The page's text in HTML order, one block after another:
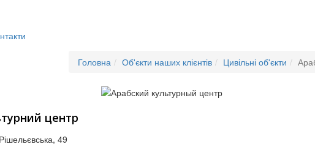
Головна Об'єкти наших клієнтів Цивільні об'єкти
центр
49